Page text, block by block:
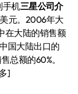
手机三星公司介
元。2006年大
在大陆的销售额
国大陆出口的
总额的60%。
]